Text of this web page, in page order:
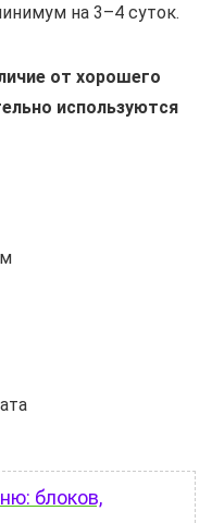
на 3–4 суток.
от хорошего
используются
блоков,